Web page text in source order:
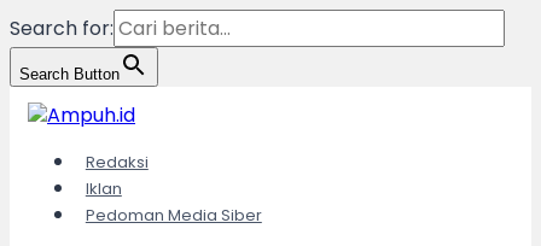
Search for:
Search Button
Skip
to
content
Redaksi
Iklan
Pedoman Media Siber